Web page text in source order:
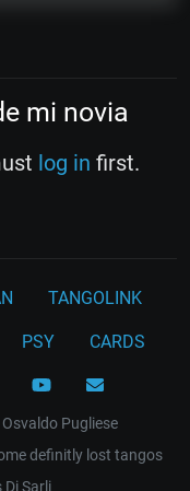
mi novia
log in first.
TANGOLINK
PSY CARDS
Osvaldo Pugliese
definitly lost tangos
Di Sarli